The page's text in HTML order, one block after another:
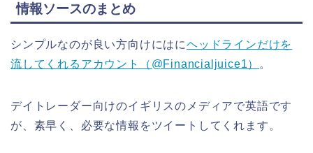
情報ソースのまとめ
シンプルなのが良い方向けにはにヘッドラインだけを
流してくれるアカウント（@Financialjuice1）
。
デイトレーダー向けのイギリスのメディアで英語です
が、素早く、必要な情報をツイートしてくれます。